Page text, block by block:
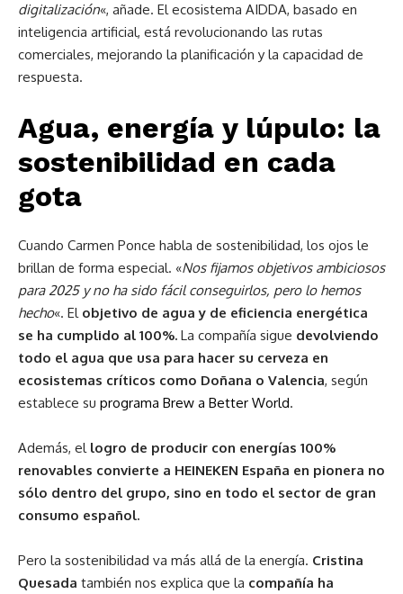
digitalización«, añade. El ecosistema AIDDA, basado en
inteligencia artificial, está revolucionando las rutas
comerciales, mejorando la planificación y la capacidad de
respuesta.
Agua, energía y lúpulo: la
sostenibilidad en cada
gota
Cuando Carmen Ponce habla de sostenibilidad, los ojos le
brillan de forma especial. «Nos fijamos objetivos ambiciosos
para 2025 y no ha sido fácil conseguirlos, pero lo hemos
hecho«. El objetivo de agua y de eficiencia energética
se ha cumplido al 100%. La compañía sigue devolviendo
todo el agua que usa para hacer su cerveza en
ecosistemas críticos como Doñana o Valencia, según
establece su programa Brew a Better World.
Además, ellogro de producir con energías 100%
renovables convierte a HEINEKEN España en pionera no
sólo dentro del grupo, sino en todo el sector de gran
consumo español.
Pero la sostenibilidad va más allá de la energía. Cristina
Quesada también nos explica que la compañía ha